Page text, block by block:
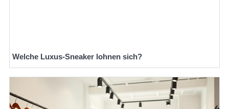
Welche Luxus-Sneaker lohnen sich?